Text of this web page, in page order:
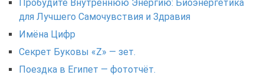
Пробудите Внутреннюю Энергию: Биоэнергетика
для Лучшего Самочувствия и Здравия
Имёна Цифр
Секрет Буковы «Z» — зет.
Поездка в Египет — фототчёт.